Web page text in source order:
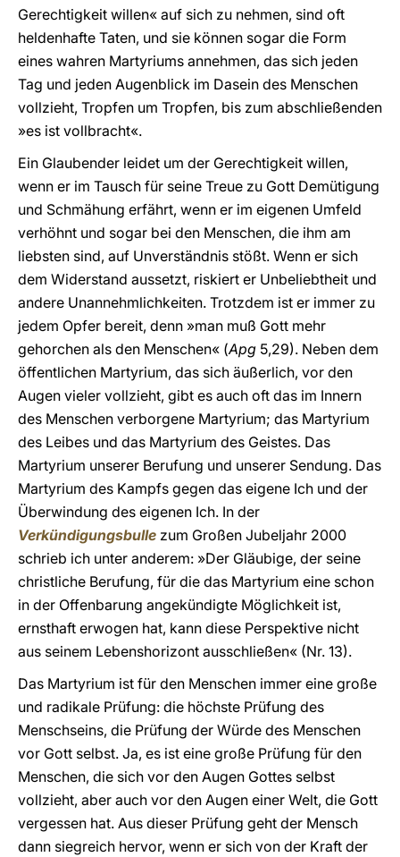
Gerechtigkeit willen« auf sich zu nehmen, sind oft
heldenhafte Taten, und sie können sogar die Form
eines wahren Martyriums annehmen, das sich jeden
Tag und jeden Augenblick im Dasein des Menschen
vollzieht, Tropfen um Tropfen, bis zum abschließenden
»es ist vollbracht«.
Ein Glaubender leidet um der Gerechtigkeit willen,
wenn er im Tausch für seine Treue zu Gott Demütigung
und Schmähung erfährt, wenn er im eigenen Umfeld
verhöhnt und sogar bei den Menschen, die ihm am
liebsten sind, auf Unverständnis stößt. Wenn er sich
dem Widerstand aussetzt, riskiert er Unbeliebtheit und
andere Unannehmlichkeiten. Trotzdem ist er immer zu
jedem Opfer bereit, denn »man muß Gott mehr
gehorchen als den Menschen« (Apg 5,29). Neben dem
öffentlichen Martyrium, das sich äußerlich, vor den
Augen vieler vollzieht, gibt es auch oft das im Innern
des Menschen verborgene Martyrium; das Martyrium
des Leibes und das Martyrium des Geistes. Das
Martyrium unserer Berufung und unserer Sendung. Das
Martyrium des Kampfs gegen das eigene Ich und der
Überwindung des eigenen Ich. In der
Verkündigungsbulle zum Großen Jubeljahr 2000
schrieb ich unter anderem: »Der Gläubige, der seine
christliche Berufung, für die das Martyrium eine schon
in der Offenbarung angekündigte Möglichkeit ist,
ernsthaft erwogen hat, kann diese Perspektive nicht
aus seinem Lebenshorizont ausschließen« (Nr. 13).
Das Martyrium ist für den Menschen immer eine große
und radikale Prüfung: die höchste Prüfung des
Menschseins, die Prüfung der Würde des Menschen
vor Gott selbst. Ja, es ist eine große Prüfung für den
Menschen, die sich vor den Augen Gottes selbst
vollzieht, aber auch vor den Augen einer Welt, die Gott
vergessen hat. Aus dieser Prüfung geht der Mensch
dann siegreich hervor, wenn er sich von der Kraft der